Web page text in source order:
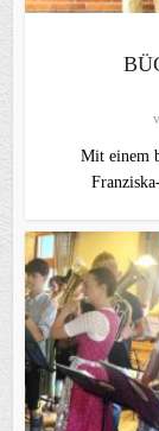
Mit einem